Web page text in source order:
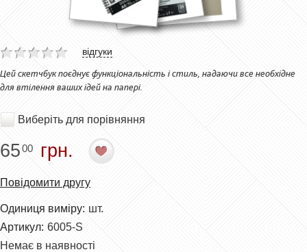
відгуки
Цей скетчбук поєднує функціональність і стиль, надаючи все необхідне
для втілення ваших ідей на папері.
Виберіть для порівняння
6500 грн.
Повідомити другу
Одиниця виміру: шт.
Артикул: 6005-S
Немає в наявності